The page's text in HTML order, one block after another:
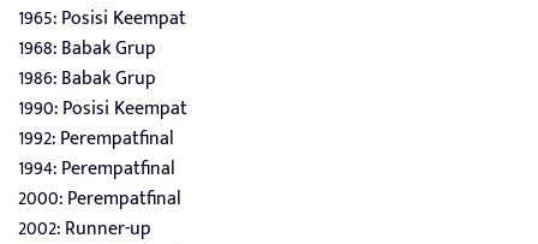
1965: Posisi Keempat
1968: Babak Grup
1986: Babak Grup
1990: Posisi Keempat
1992: Perempatfinal
1994: Perempatfinal
2000: Perempatfinal
2002: Runner-up